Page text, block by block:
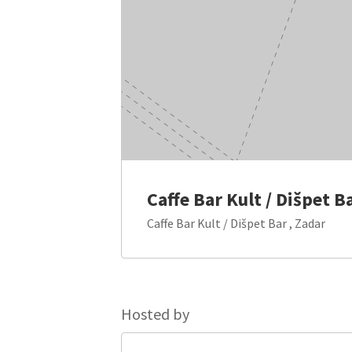
Caffe Bar Kult / Dišpet
Caffe Bar Kult / Dišpet Bar , Zadar
Hosted by